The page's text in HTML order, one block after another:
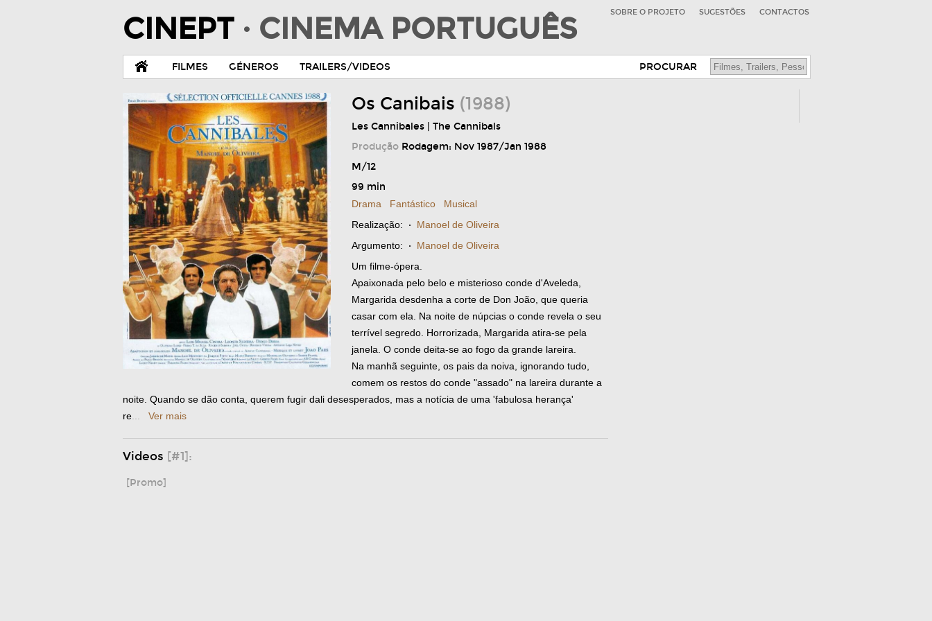
CINEPT · CINEMA PORTUGUÊS SOBRE O PROJETO SUGESTÕES CONTACTOS
FILMES GÉNEROS TRAILERS/VIDEOS PROCURAR
Os Canibais (1988)
Les Cannibales | The Cannibals
Produção Rodagem: Nov 1987/Jan 1988
M/12
99 min
Drama Fantástico
Musical
Realização: · Manoel de Oliveira
Argumento: · Manoel de Oliveira
Um filme-ópera.
Apaixonada pelo belo e misterioso conde d'Aveleda,
Margarida desdenha a corte de Don João, que queria
casar com ela. Na noite de núpcias o conde revela o seu
terrível segredo. Horrorizada, Margarida atira-se pela
janela. O conde deita-se ao fogo da grande lareira.
Na manhã seguinte, os pais da noiva, ignorando tudo,
comem os restos do conde "assado" na lareira durante a
noite. Quando se dão conta, querem fugir dali desesperados, mas a notícia de uma 'fabulosa herança'
re
Ver mais
Videos [#1]:
[Promo]